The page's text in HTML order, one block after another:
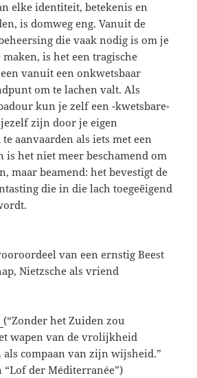
elke identiteit, betekenis en
is domweg eng. Vanuit de
die vaak nodig is om je
is het een tragische
vanuit een onkwetsbaar
om te lachen valt. Als
kun je zelf een -kwetsbare-
zijn door je eigen
aanvaarden als iets met een
is het niet meer beschamend om
maar beamend: het bevestigt de
die in die lach toegeëigend
van een ernstig Beest
Nietzsche als vriend
(“Zonder het Zuiden zou
wapen van de vrolijkheid
als compaan van zijn wijsheid.”
“Lof der Méditerranée”)